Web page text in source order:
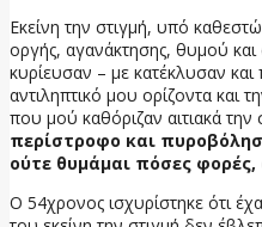
Εκείνη την στιγμή, υπό
οργής, αγανάκτησης, θυμού
κυρίευσαν – με κατέκλυσαν
αντιληπτικό μου ορίζοντα και
που μού καθόριζαν αιτιακά
περίστροφο και
ούτε θυμάμαι πόσες
Ο 54χρονος ισχυρίστηκε ότι